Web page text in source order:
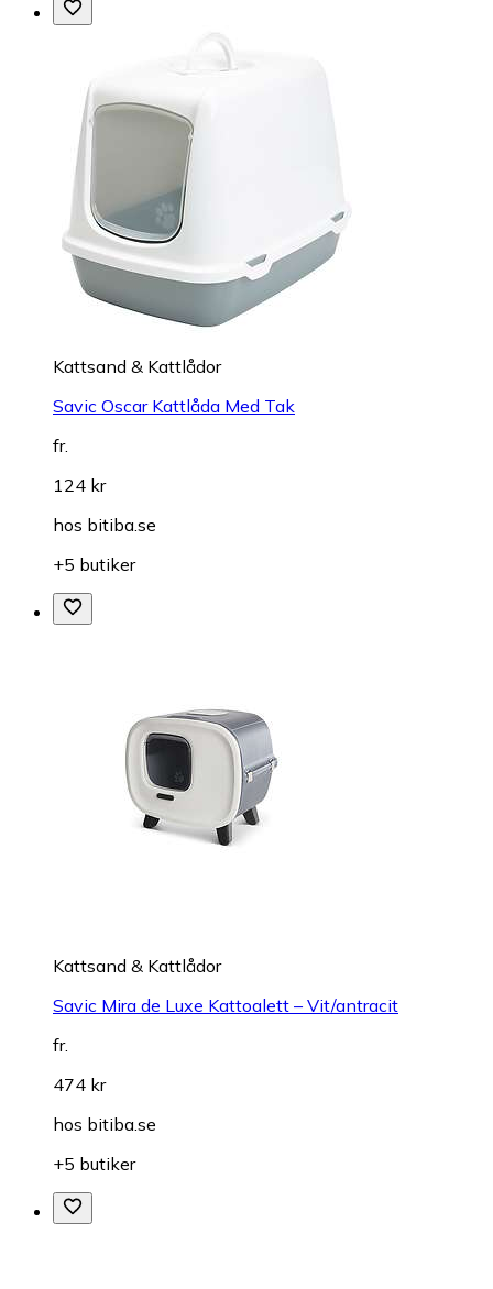
Kattsand & Kattlådor
Savic Oscar Kattlåda Med Tak
fr.
124 kr
hos bitiba.se
+5 butiker
Kattsand & Kattlådor
Savic Mira de Luxe Kattoalett – Vit/antracit
fr.
474 kr
hos bitiba.se
+5 butiker